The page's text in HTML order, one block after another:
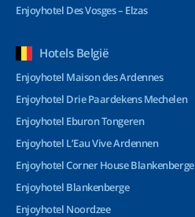
Enjoyhotel Des Vosges – Elzas
Hotels België
Enjoyhotel Maison des Ardennes
Enjoyhotel Drie Paardekens Mechelen
Enjoyhotel Eburon Tongeren
Enjoyhotel L’Eau Vive Ardennen
Enjoyhotel Corner House Blankenberge
Enjoyhotel Blankenberge
Enjoyhotel Noordzee